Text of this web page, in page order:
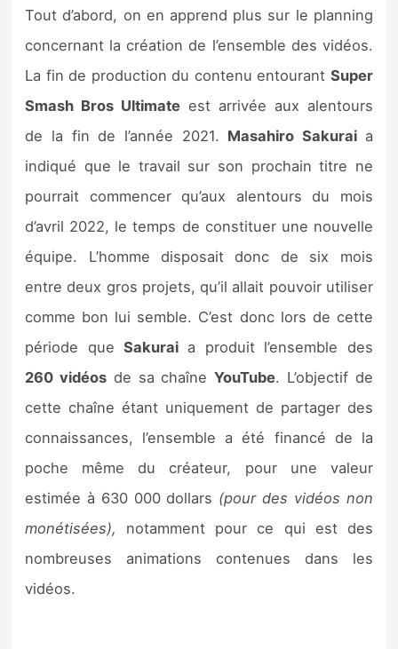
Tout d’abord, on en apprend plus sur le planning
concernant la création de l’ensemble des vidéos.
La fin de production du contenu entourant Super
Smash Bros Ultimate est arrivée aux alentours
de la fin de l’année 2021. Masahiro Sakurai a
indiqué que le travail sur son prochain titre ne
pourrait commencer qu’aux alentours du mois
d’avril 2022, le temps de constituer une nouvelle
équipe. L’homme disposait donc de six mois
entre deux gros projets, qu’il allait pouvoir utiliser
comme bon lui semble. C’est donc lors de cette
période queSakurai a produit l’ensemble des
260 vidéos de sa chaîneYouTube. L’objectif de
cette chaîne étant uniquement de partager des
connaissances, l’ensemble a été financé de la
poche même du créateur, pour une valeur
estimée à 630 000 dollars (pour des vidéos non
monétisées),
notamment pour ce qui est des
nombreuses animations contenues dans les
vidéos.